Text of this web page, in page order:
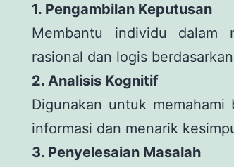
1. Pengambilan Keputusan
Membantu individu dalam
rasional dan logis
2. Analisis Kognitif
Digunakan untuk memahami
informasi dan menarik
3. Penyelesaian Masalah